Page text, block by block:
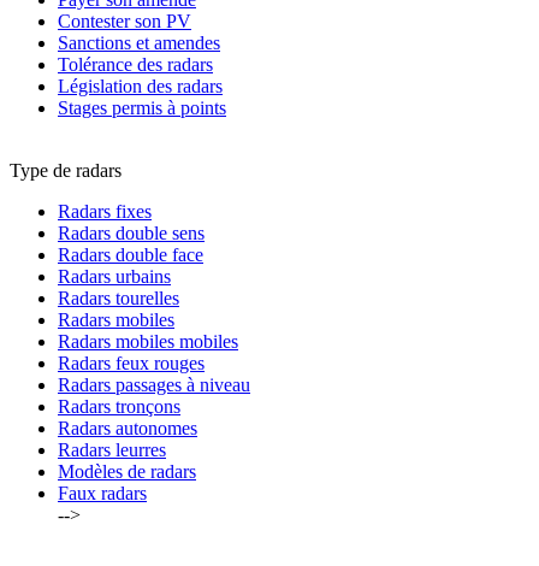
Contester son PV
Sanctions et amendes
Tolérance des radars
Législation des radars
Stages permis à points
Type de radars
Radars fixes
Radars double sens
Radars double face
Radars urbains
Radars tourelles
Radars mobiles
Radars mobiles mobiles
Radars feux rouges
Radars passages à niveau
Radars tronçons
Radars autonomes
Radars leurres
Modèles de radars
Faux radars
-->